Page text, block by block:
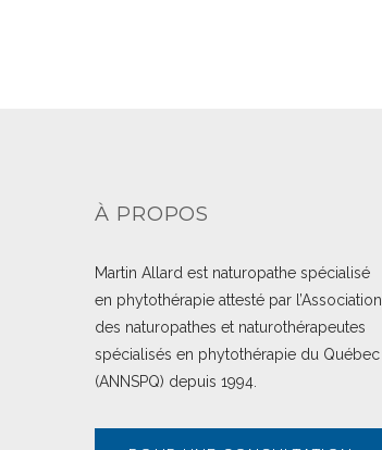
À PROPOS
Martin Allard est naturopathe spécialisé
en phytothérapie attesté par l’Association
des naturopathes et naturothérapeutes
spécialisés en phytothérapie du Québec
(ANNSPQ) depuis 1994.